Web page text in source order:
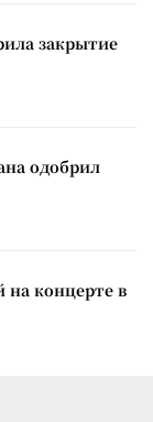
закрытие
одобрил
на концерте в